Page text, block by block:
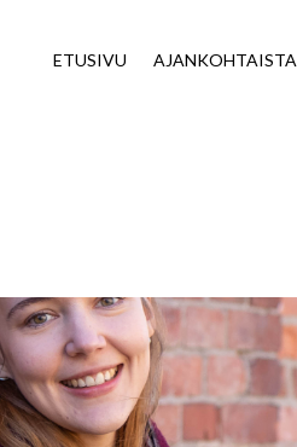
ETUSIVU AJANKOHTAISTA